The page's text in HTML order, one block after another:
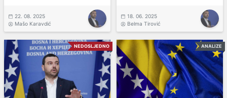
22. 08. 2025
Mašo Karavdić
18. 06. 2025
Belma Tirović
NEDOSLJEDNO ANALIZE